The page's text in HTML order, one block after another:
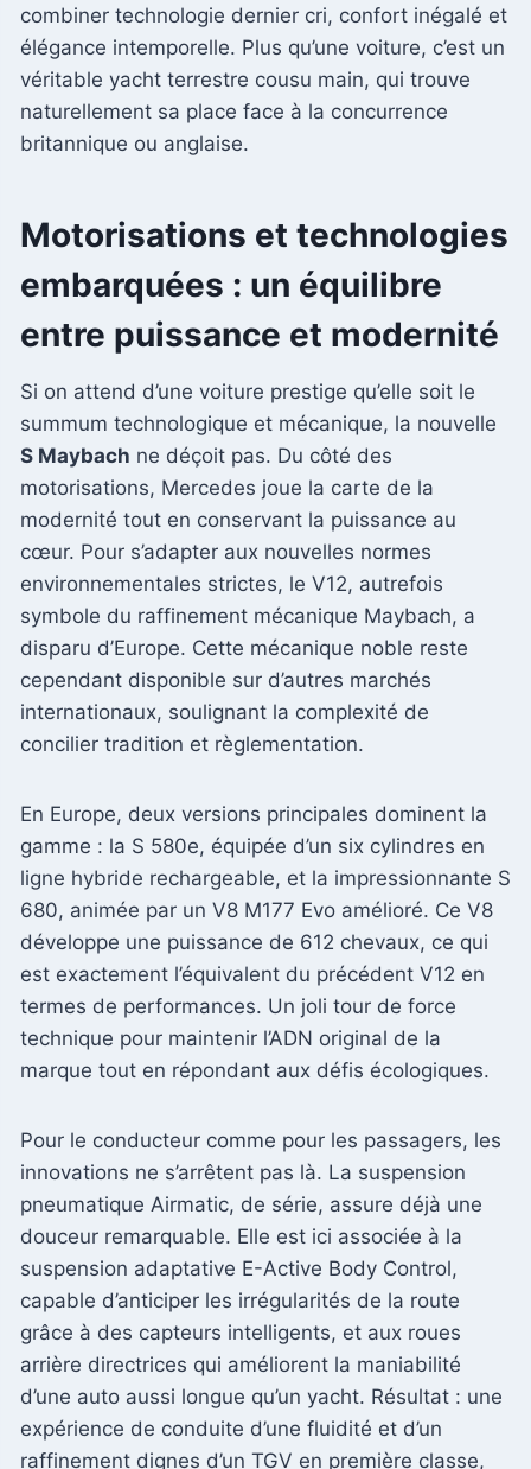
combiner technologie dernier cri, confort inégalé et
élégance intemporelle. Plus qu’une voiture, c’est un
véritable yacht terrestre cousu main, qui trouve
naturellement sa place face à la concurrence
britannique ou anglaise.
Motorisations et technologies
embarquées : un équilibre
entre puissance et modernité
Si on attend d’une voiture prestige qu’elle soit le
summum technologique et mécanique, la nouvelle
S Maybach ne déçoit pas. Du côté des
motorisations, Mercedes joue la carte de la
modernité tout en conservant la puissance au
cœur. Pour s’adapter aux nouvelles normes
environnementales strictes, le V12, autrefois
symbole du raffinement mécanique Maybach, a
disparu d’Europe. Cette mécanique noble reste
cependant disponible sur d’autres marchés
internationaux, soulignant la complexité de
concilier tradition et règlementation.
En Europe, deux versions principales dominent la
gamme : la S 580e, équipée d’un six cylindres en
ligne hybride rechargeable, et la impressionnante S
680, animée par un V8 M177 Evo amélioré. Ce V8
développe une puissance de 612 chevaux, ce qui
est exactement l’équivalent du précédent V12 en
termes de performances. Un joli tour de force
technique pour maintenir l’ADN original de la
marque tout en répondant aux défis écologiques.
Pour le conducteur comme pour les passagers, les
innovations ne s’arrêtent pas là. La suspension
pneumatique Airmatic, de série, assure déjà une
douceur remarquable. Elle est ici associée à la
suspension adaptative E-Active Body Control,
capable d’anticiper les irrégularités de la route
grâce à des capteurs intelligents, et aux roues
arrière directrices qui améliorent la maniabilité
d’une auto aussi longue qu’un yacht. Résultat : une
expérience de conduite d’une fluidité et d’un
raffinement dignes d’un TGV en première classe,